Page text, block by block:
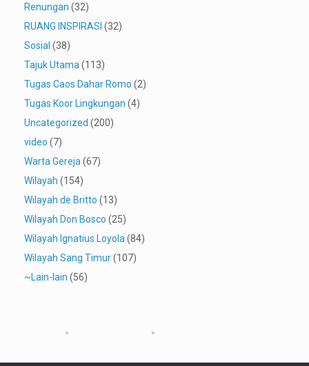
Renungan (32)
RUANG INSPIRASI (32)
Sosial (38)
Tajuk Utama (113)
Tugas Caos Dahar Romo (2)
Tugas Koor Lingkungan (4)
Uncategorized (200)
video (7)
Warta Gereja (67)
Wilayah (154)
Wilayah de Britto (13)
Wilayah Don Bosco (25)
Wilayah Ignatius Loyola (84)
Wilayah Sang Timur(107)
~Lain-lain (56)